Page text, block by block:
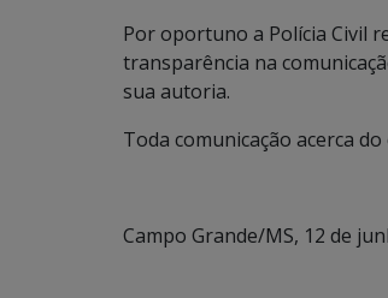
Por oportuno a Polícia Civil
transparência na
sua autoria.
Toda comunicação acerca
Campo Grande/MS, 12 de